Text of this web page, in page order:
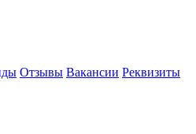
Отзывы Вакансии Реквизиты